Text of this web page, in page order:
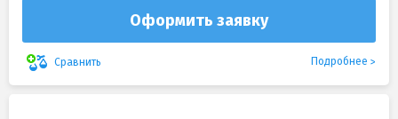
Оформить заявку
Сравнить Подробнее